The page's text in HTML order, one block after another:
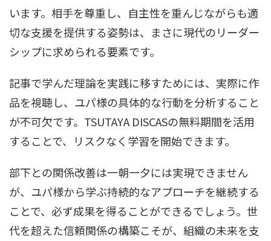
います。相手を尊重し、自主性を重んじながらも適
切な支援を提供する姿勢は、まさに現代のリーダー
シップに求められる要素です。
記事で学んだ理論を実践に移すためには、実際に作
品を視聴し、ユパ様の具体的な行動を分析すること
が不可欠です。TSUTAYA DISCASの無料期間を活用
することで、リスクなく学習を開始できます。
部下との関係改善は一朝一夕には実現できません
が、ユパ様から学ぶ持続的なアプローチを継続する
ことで、必ず成果を得ることができるでしょう。世
代を超えた信頼関係の構築こそが、組織の未来を支